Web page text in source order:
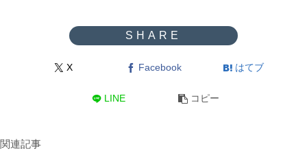
X Facebook はてブ
LINE コピー
関連記事